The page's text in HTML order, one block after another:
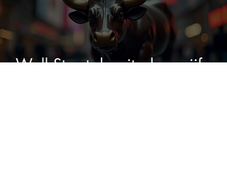
Wall Street draait: deze vijf